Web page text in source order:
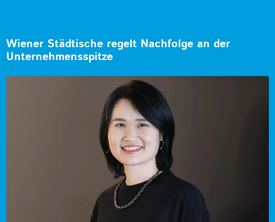
Wiener Städtische regelt Nachfolge an der
Unternehmensspitze